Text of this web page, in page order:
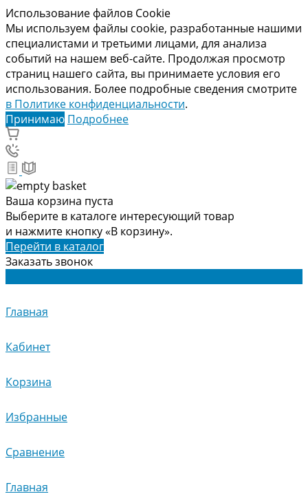
Использование файлов Cookie
Мы используем файлы cookie, разработанные нашими
специалистами и третьими лицами, для анализа
событий на нашем веб-сайте. Продолжая просмотр
страниц нашего сайта, вы принимаете условия его
использования. Более подробные сведения смотрите
в Политике конфиденциальности.
Принимаю Подробнее
Ваша корзина пуста
Выберите в каталоге интересующий товар
и нажмите кнопку «В корзину».
Перейти в каталог
Заказать звонок
Главная
Кабинет
Корзина
Избранные
Сравнение
Главная